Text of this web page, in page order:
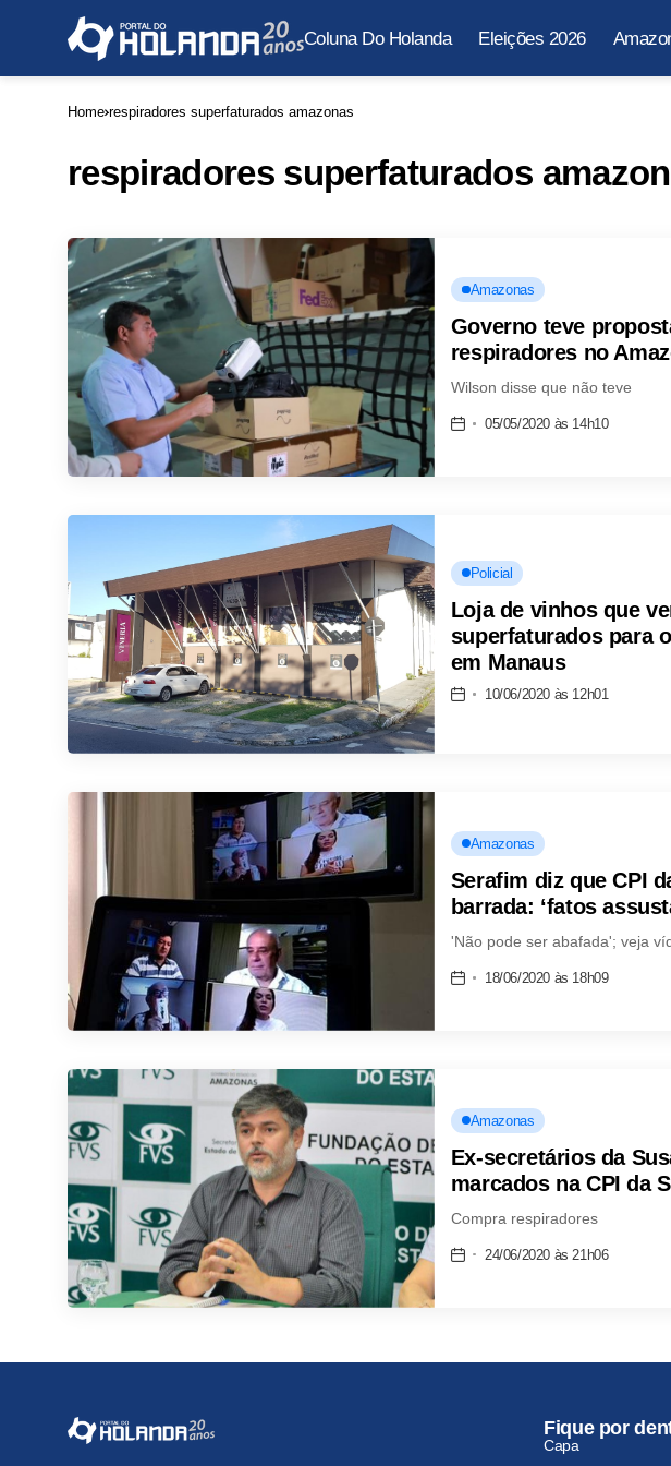
Coluna Do Holanda Eleições 2026
Home respiradores superfaturados amazonas
respiradores superfaturados
Amazonas
Governo teve
respiradores no
Wilson disse que não teve
05/05/2020 às 14h10
Policial
Loja de vinhos que
superfaturados para
em Manaus
10/06/2020 às 12h01
Amazonas
Serafim diz que CPI
barrada: ‘fatos
'Não pode ser abafada'; veja
18/06/2020 às 18h09
Amazonas
Ex-secretários da
marcados na CPI da
Compra respiradores
24/06/2020 às 21h06
Fique por
Capa